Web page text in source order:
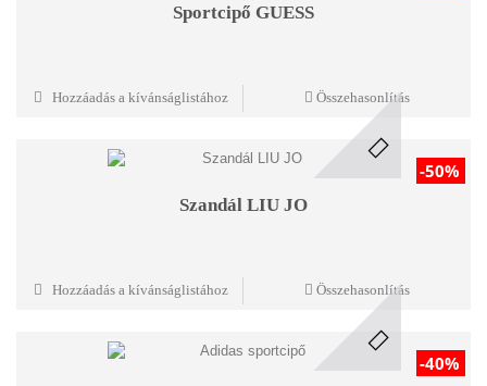
Sportcipő GUESS
Hozzáadás a kívánságlistához Összehasonlítás
Szandál LIU JO
-50%
Hozzáadás a kívánságlistához Összehasonlítás
-40%